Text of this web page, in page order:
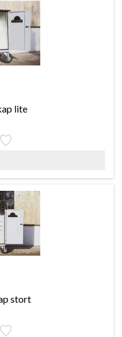
lite
stort